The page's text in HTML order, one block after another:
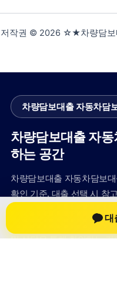
저작권 © 2026 ☆★차량담
차량담보대출 자동차담
차량담보대출 자
하는 공간
차량담보대출 자동차담보
확인 기준, 대출 선택 시 참
보 제공을 위한 자료이며,
및 상담을 통해 확인하는 것
대